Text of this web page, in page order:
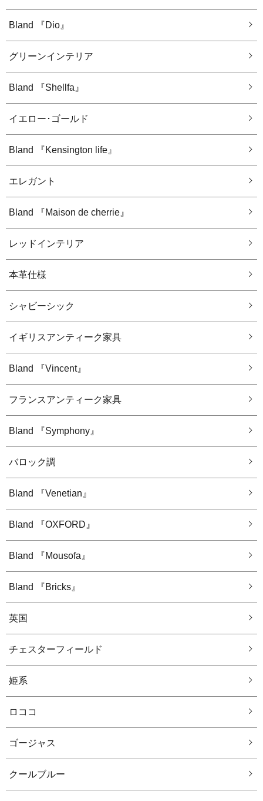
Bland 『Dio』
グリーンインテリア
Bland 『Shellfa』
イエロー･ゴールド
Bland 『Kensington life』
エレガント
Bland 『Maison de cherrie』
レッドインテリア
本革仕様
シャビーシック
イギリスアンティーク家具
Bland 『Vincent』
フランスアンティーク家具
Bland 『Symphony』
バロック調
Bland 『Venetian』
Bland 『OXFORD』
Bland 『Mousofa』
Bland 『Bricks』
英国
チェスターフィールド
姫系
ロココ
ゴージャス
クールブルー